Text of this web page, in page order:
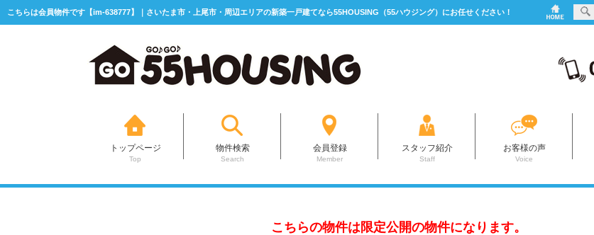
こちらは会員物件です【im-638777】｜さいたま市・上尾市・周辺エリアの新築一戸建てなら55HOUSING（55ハウジング）にお任せください！
トップページ
Top
物件検索
Search
会員登録
Member
スタッフ紹介
Staff
お客様の声
Voice
こちらの物件は限定公開の物件になります。